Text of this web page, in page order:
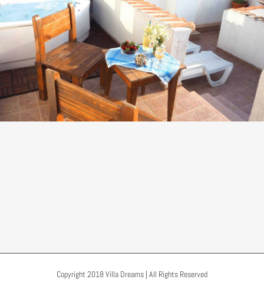
Copyright 2018 Villa Dreams | All Rights Reserved